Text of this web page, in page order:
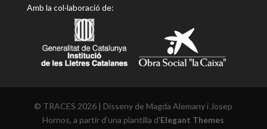
Amb la col·laboració de:
© TRACES 2026 | Disseny de Magda Alemany i Josep
Hornos, a partir d'una plantilla d'Elegant Themes